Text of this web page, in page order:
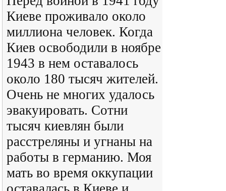
Киеве проживало около
миллиона человек. Когда
Киев освободили в ноябре
1943 в нем оставалось
около 180 тысяч жителей.
Очень не многих удалось
эвакуировать. Сотни
тысяч киевлян были
расстреляны и угнаны на
работы в германию. Моя
мать во время оккупации